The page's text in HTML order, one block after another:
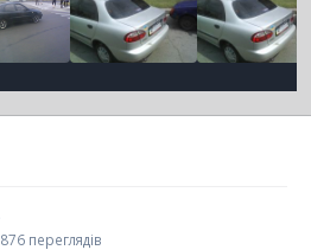
876 переглядів